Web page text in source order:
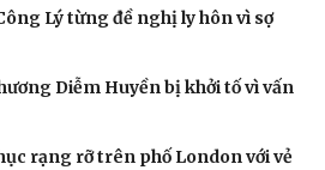
Lý từng đề nghị ly hôn vì sợ
Diễm Huyền bị khởi tố vì vấn
rạng rỡ trên phố London với vẻ